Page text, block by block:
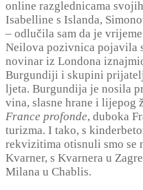
online razglednicama
Isabelline s Islanda,
– odlučila sam da je
Neilova pozivnica pojavila
novinar iz Londona
Burgundiji i skupini
ljeta. Burgundija je nosila
vina, slasne hrane i lijepog
France profonde, duboka
turizma. I tako, s
rekvizitima otisnuli smo se
Kvarner, s Kvarnera u
Milana u Chablis.